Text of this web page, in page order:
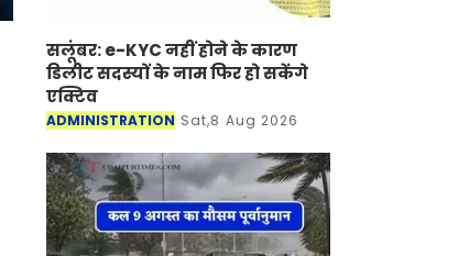
सलूंबर: e-KYC नहीं होने के कारण
डिलीट सदस्यों के नाम फिर हो सकेंगे
एक्टिव
ADMINISTRATION Sat,8 Aug 2026